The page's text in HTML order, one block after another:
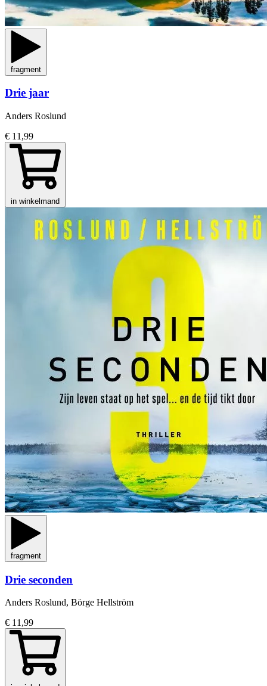
fragment
Drie jaar
Anders Roslund
€ 11,99
in winkelmand
fragment
Drie seconden
Anders Roslund, Börge Hellström
€ 11,99